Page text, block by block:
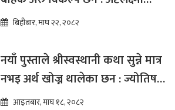
शाक्यबिहीबार, माघ २२, २०८२
नयाँ पुस्ताले श्रीस्वस्थानी कथा सुन्ने मात्र
नभइ अर्थ खोज्न थालेका छन : ज्योतिष
तारा लोचन न्यौपाने
आइतबार, माघ १८, २०८२